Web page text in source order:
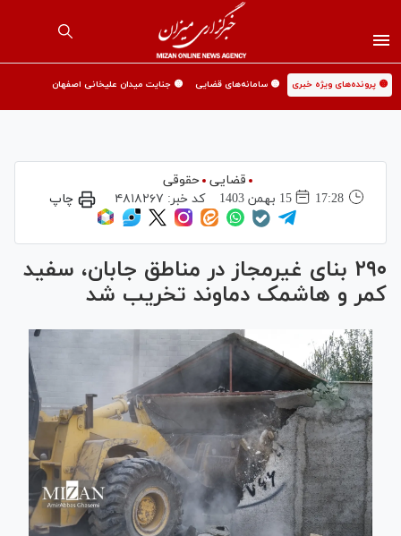
🟡 پرونده‌های ویژه خبری 🟡 سامانه‌های قضایی 🟡 جنایت میدان علیخانی اصفهان
قضایی حقوقی
17:28
15 بهمن 1403 کد خبر: ۴۸۱۸۲۶۷ چاپ
۲۹۰ بنای غیرمجاز در مناطق جابان، سفید
کمر و هاشمک دماوند تخریب شد